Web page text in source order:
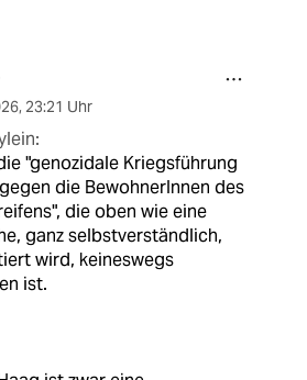
, 23:21 Uhr
"genozidale Kriegsführung
die BewohnerInnen des
die oben wie eine
ganz selbstverständlich,
wird, keineswegs
ist.